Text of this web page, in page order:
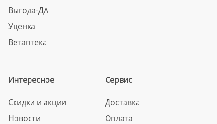
Выгода-ДА
Уценка
Ветаптека
Интересное
Скидки и акции
Новости
Сервис
Доставка
Оплата